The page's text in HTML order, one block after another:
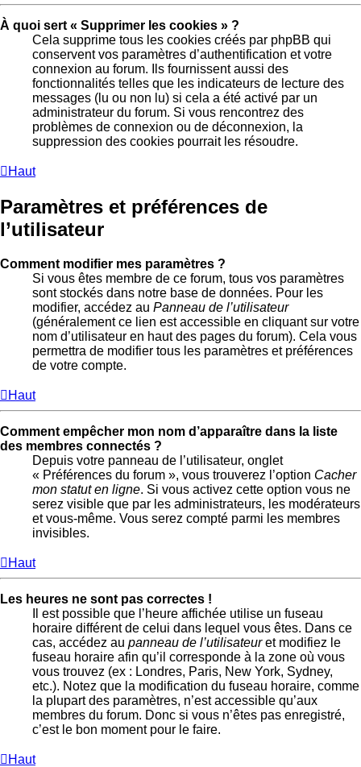
À quoi sert « Supprimer les cookies » ?
Cela supprime tous les cookies créés par phpBB qui
conservent vos paramètres d’authentification et votre
connexion au forum. Ils fournissent aussi des
fonctionnalités telles que les indicateurs de lecture des
messages (lu ou non lu) si cela a été activé par un
administrateur du forum. Si vous rencontrez des
problèmes de connexion ou de déconnexion, la
suppression des cookies pourrait les résoudre.
Haut
Paramètres et préférences de
l’utilisateur
Comment modifier mes paramètres ?
Si vous êtes membre de ce forum, tous vos paramètres
sont stockés dans notre base de données. Pour les
modifier, accédez au Panneau de l’utilisateur
(généralement ce lien est accessible en cliquant sur votre
nom d’utilisateur en haut des pages du forum). Cela vous
permettra de modifier tous les paramètres et préférences
de votre compte.
Haut
Comment empêcher mon nom d’apparaître dans la liste
des membres connectés ?
Depuis votre panneau de l’utilisateur, onglet
« Préférences du forum », vous trouverez l’option Cacher
mon statut en ligne. Si vous activez cette option vous ne
serez visible que par les administrateurs, les modérateurs
et vous-même. Vous serez compté parmi les membres
invisibles.
Haut
Les heures ne sont pas correctes !
Il est possible que l’heure affichée utilise un fuseau
horaire différent de celui dans lequel vous êtes. Dans ce
cas, accédez au panneau de l’utilisateuret modifiez le
fuseau horaire afin qu’il corresponde à la zone où vous
vous trouvez (ex : Londres, Paris, New York, Sydney,
etc.). Notez que la modification du fuseau horaire, comme
la plupart des paramètres, n’est accessible qu’aux
membres du forum. Donc si vous n’êtes pas enregistré,
c’est le bon moment pour le faire.
Haut